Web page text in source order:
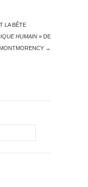
LA BÊTE
HUMAIN » DE
→